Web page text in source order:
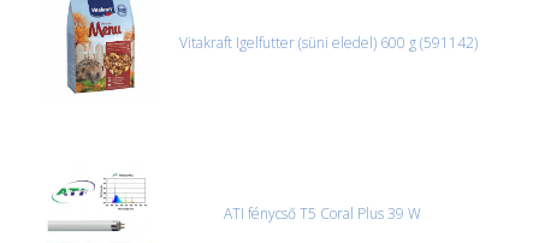
Vitakraft Igelfutter (süni eledel) 600 g (591142)
ATI fénycső T5 Coral Plus 39 W